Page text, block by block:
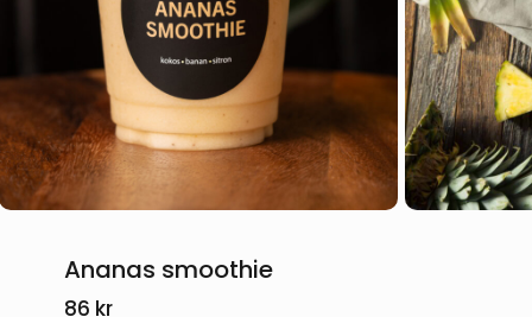
Ananas smoothie
86 kr
Navn*
E-post
Lagre mitt navn, e-post og nettside i